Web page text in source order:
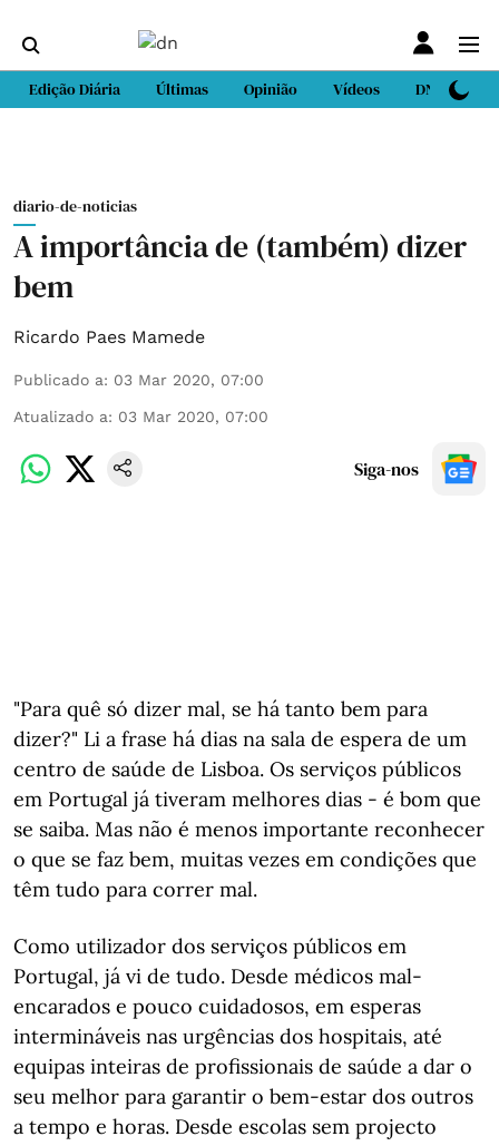
Edição Diária Últimas Opinião Vídeos DN Sport
diario-de-noticias
A importância de (também) dizer
bem
Ricardo Paes Mamede
Publicado a: 03 Mar 2020, 07:00
Atualizado a: 03 Mar 2020, 07:00
Siga-nos
"Para quê só dizer mal, se há tanto bem para
dizer?" Li a frase há dias na sala de espera de um
centro de saúde de Lisboa. Os serviços públicos
em Portugal já tiveram melhores dias - é bom que
se saiba. Mas não é menos importante reconhecer
o que se faz bem, muitas vezes em condições que
têm tudo para correr mal.
Como utilizador dos serviços públicos em
Portugal, já vi de tudo. Desde médicos mal-
encarados e pouco cuidadosos, em esperas
intermináveis nas urgências dos hospitais, até
equipas inteiras de profissionais de saúde a dar o
seu melhor para garantir o bem-estar dos outros
a tempo e horas. Desde escolas sem projecto